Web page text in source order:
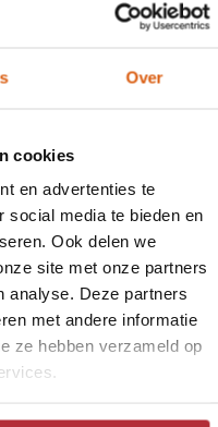
Over
cookies
en advertenties te
social media te bieden en
Ook delen we
site met onze partners
analyse. Deze partners
met andere informatie
ze hebben verzameld op
Koophandel in Leiden, KvK
zijn we geregistreerd als
nummer: